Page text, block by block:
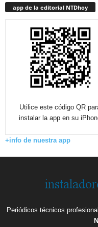
app de la editorial NTDhoy
Utilice este código QR
instalar la app en su
+info de nuestra app
Periódicos técnicos